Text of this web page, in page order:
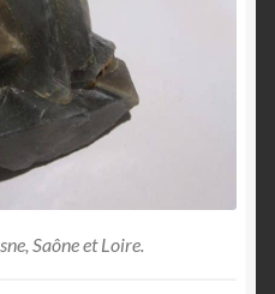
Saône et Loire.